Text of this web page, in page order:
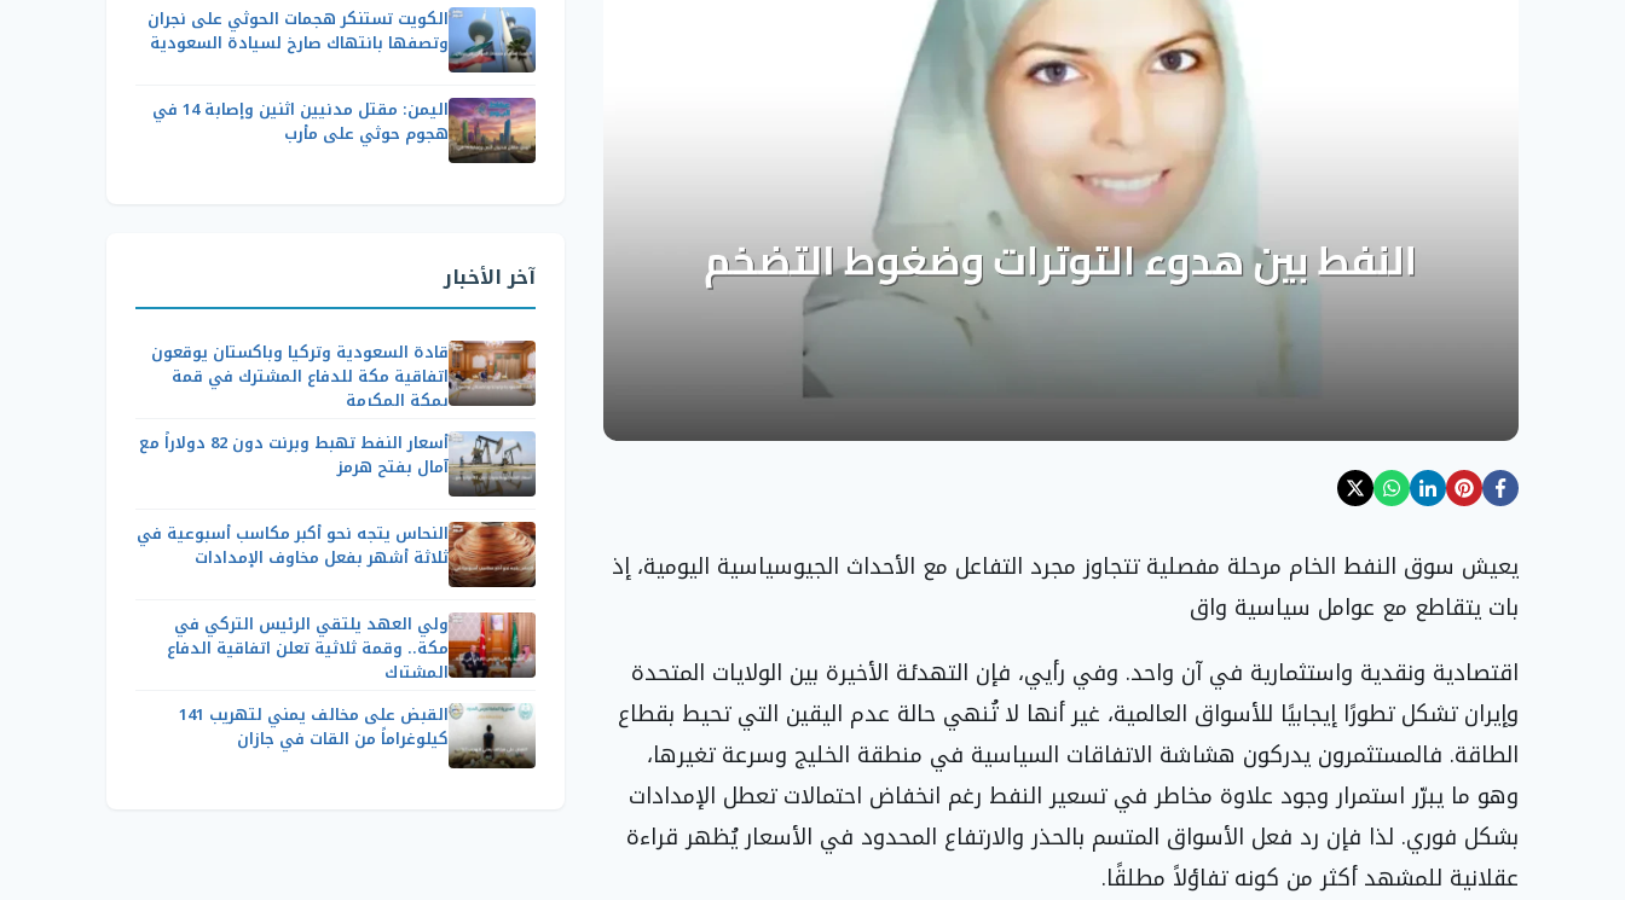
يعيش سوق النفط الخام مرحلة مفصلية تتجاوز مجرد التفاعل مع الأحداث الجيوسياسية اليومية، إذ
بات يتقاطع مع عوامل سياسية واق
اقتصادية ونقدية واستثمارية في آن واحد. وفي رأيي، فإن التهدئة الأخيرة بين الولايات المتحدة
وإيران تشكل تطورًا إيجابيًا للأسواق العالمية، غير أنها لا تُنهي حالة عدم اليقين التي تحيط بقطاع
الطاقة. فالمستثمرون يدركون هشاشة الاتفاقات السياسية في منطقة الخليج وسرعة تغيرها،
وهو ما يبرّر استمرار وجود علاوة مخاطر في تسعير النفط رغم انخفاض احتمالات تعطل الإمدادات
بشكل فوري. لذا فإن رد فعل الأسواق المتسم بالحذر والارتفاع المحدود في الأسعار يُظهر قراءة
عقلانية للمشهد أكثر من كونه تفاؤلاً مطلقًا.
الكويت تستنكر هجمات الحوثي على نجران
وتصفها بانتهاك صارخ لسيادة السعودية
اليمن: مقتل مدنيين اثنين وإصابة 14 في
هجوم حوثي على مأرب
آخر الأخبار
قادة السعودية وتركيا وباكستان يوقعون
اتفاقية مكة للدفاع المشترك في قمة
بمكة المكرمة
أسعار النفط تهبط وبرنت دون 82 دولاراً مع
آمال بفتح هرمز
النحاس يتجه نحو أكبر مكاسب أسبوعية في
ثلاثة أشهر بفعل مخاوف الإمدادات
ولي العهد يلتقي الرئيس التركي في
مكة.. وقمة ثلاثية تعلن اتفاقية الدفاع
المشترك
القبض على مخالف يمني لتهريب 141
كيلوغراماً من القات في جازان